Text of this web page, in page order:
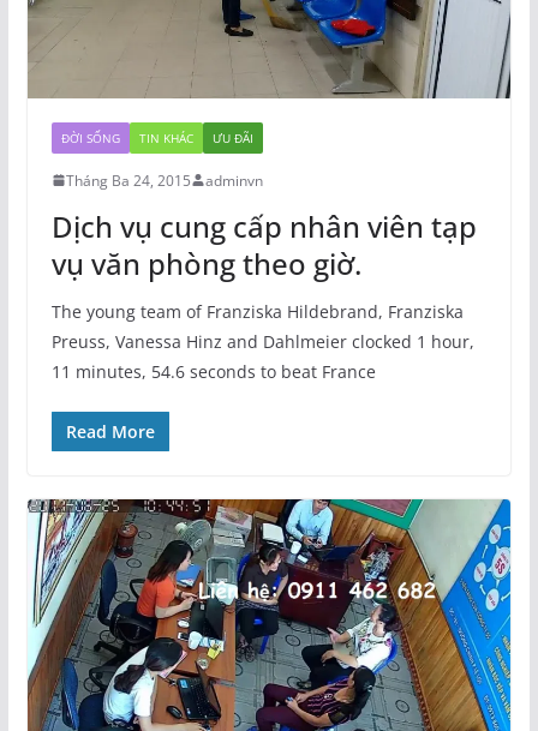
ĐỜI SỐNG TIN KHÁC ƯU ĐÃI
Tháng Ba 24, 2015 adminvn
Dịch vụ cung cấp nhân viên tạp
vụ văn phòng theo giờ.
The young team of Franziska Hildebrand, Franziska
Preuss, Vanessa Hinz and Dahlmeier clocked 1 hour,
11 minutes, 54.6 seconds to beat France
Read More